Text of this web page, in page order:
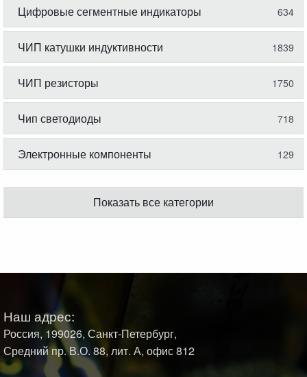
Цифровые сегментные индикаторы 634
ЧИП катушки индуктивности 1839
ЧИП резисторы 1750
Чип светодиоды 718
Электронные компоненты 129
Показать все категории
Наш адрес:
Россия, 199026, Санкт-Петербург,
Средний пр. В.О. 88, лит. А, офис 812